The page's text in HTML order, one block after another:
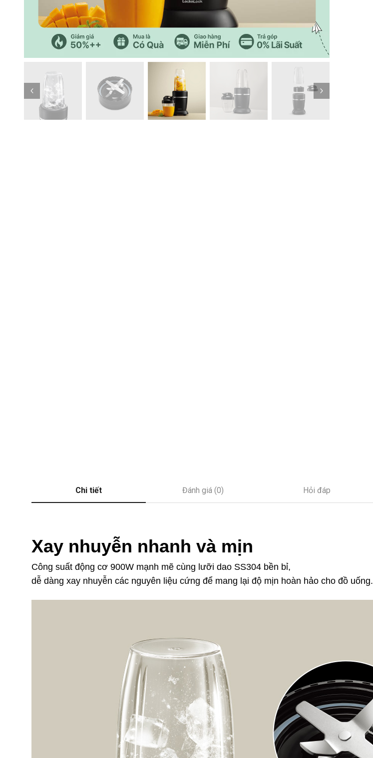
Trang trước Kế tiếp
Chi tiết Đánh giá (0) Hỏi đáp
Xay nhuyễn nhanh và mịn
Công suất động cơ 900W mạnh mẽ cùng lưỡi dao SS304 bền bỉ,
dễ dàng xay nhuyễn các nguyên liệu cứng để mang lại độ mịn hoàn hảo cho đồ uống.